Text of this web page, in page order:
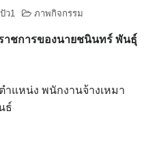
ว1 ภาพกิจกรรม
าชการของนายชนินทร์ พันธุ์
แหน่ง พนักงานจ้างเหมา
ธ์